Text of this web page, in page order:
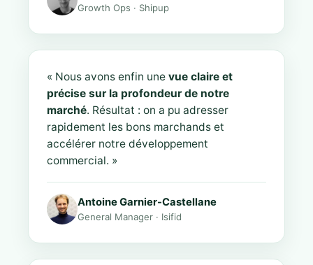
Growth Ops · Shipup
« Nous avons enfin une vue claire et
précise sur la profondeur de notre
marché. Résultat : on a pu adresser
rapidement les bons marchands et
accélérer notre développement
commercial. »
Antoine Garnier-Castellane
General Manager · Isifid